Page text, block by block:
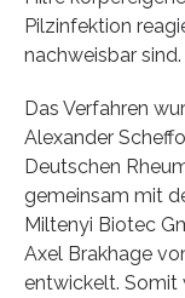
Pilzinfektion
nachweisbar sind.
Das Verfahren
Alexander
Deutschen
gemeinsam mit
Miltenyi Biotec
Axel Brakhage
entwickelt. Somit